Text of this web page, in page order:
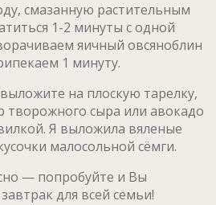
смазанную растительным
1-2 минуты с одной
яичный овсяноблин
1 минуту.
на плоскую тарелку,
сыра или авокадо
Я выложила вяленые
малосольной сёмги.
— попробуйте и Вы
для всей семьи!